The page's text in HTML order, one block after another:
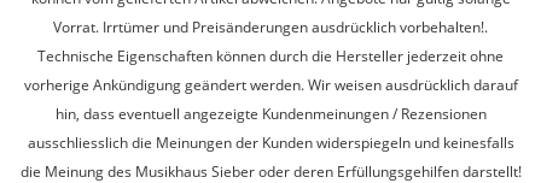
Vorrat. Irrtümer und Preisänderungen ausdrücklich vorbehalten!.
Technische Eigenschaften können durch die Hersteller jederzeit ohne
vorherige Ankündigung geändert werden. Wir weisen ausdrücklich darauf
hin, dass eventuell angezeigte Kundenmeinungen / Rezensionen
ausschliesslich die Meinungen der Kunden widerspiegeln und keinesfalls
die Meinung des Musikhaus Sieber oder deren Erfüllungsgehilfen darstellt!